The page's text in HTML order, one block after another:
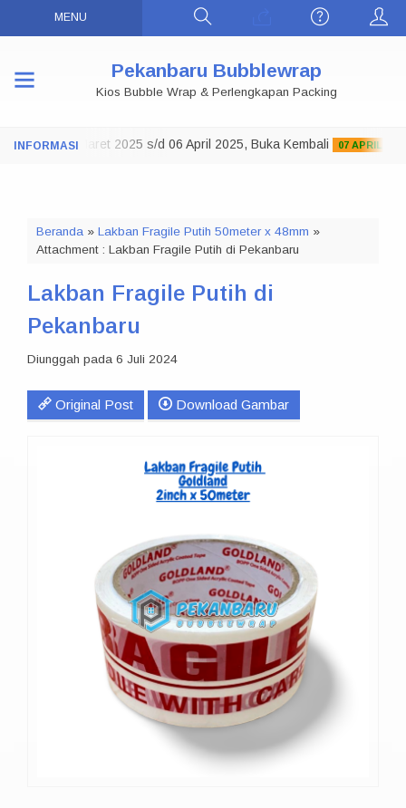
MENU
Pekanbaru Bubblewrap
Kios Bubble Wrap & Perlengkapan Packing
Tutup 29 Maret 2025 s/d 06 April 2025, Buka Kembali 07 APRIL 2025
Beranda » Lakban Fragile Putih 50meter x 48mm »
Attachment : Lakban Fragile Putih di Pekanbaru
Lakban Fragile Putih di
Pekanbaru
Diunggah pada 6 Juli 2024
Original Post Download Gambar